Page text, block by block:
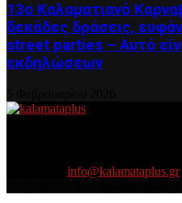
13ο Καλαματιανό
δεκάδες δράσεις,
street parties – Αυτό
εκδηλώσεων
info@kalamataplus.gr